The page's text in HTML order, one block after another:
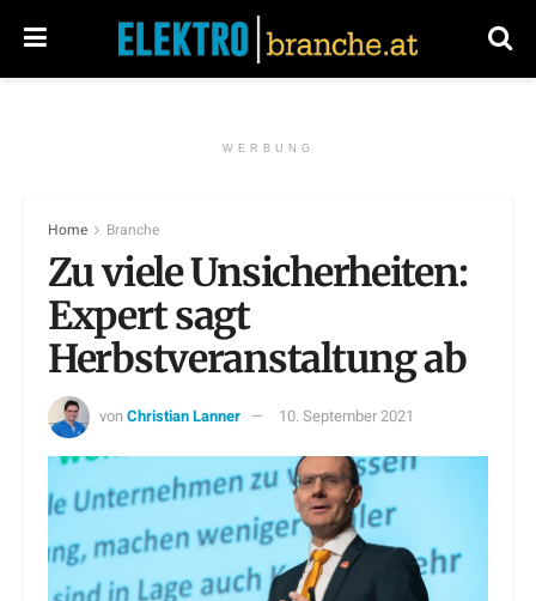
WERBUNG
Home Branche
Zu viele Unsicherheiten:
Expert sagt
Herbstveranstaltung ab
vonChristian Lanner 10. September 2021